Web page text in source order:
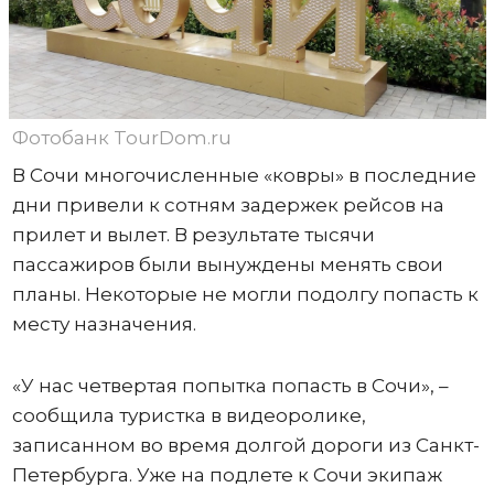
Фотобанк TourDom.ru
В Сочи многочисленные «ковры» в последние
дни привели к сотням задержек рейсов на
прилет и вылет. В результате тысячи
пассажиров были вынуждены менять свои
планы. Некоторые не могли подолгу попасть к
месту назначения.
«У нас четвертая попытка попасть в Сочи», –
сообщила туристка в видеоролике,
записанном во время долгой дороги из Санкт-
Петербурга. Уже на подлете к Сочи экипаж